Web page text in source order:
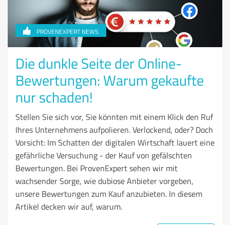
PROVENEXPERT NEWS
Die dunkle Seite der Online-
Bewertungen: Warum gekaufte
nur schaden!
Stellen Sie sich vor, Sie könnten mit einem Klick den Ruf
Ihres Unternehmens aufpolieren. Verlockend, oder? Doch
Vorsicht: Im Schatten der digitalen Wirtschaft lauert eine
gefährliche Versuchung - der Kauf von gefälschten
Bewertungen. Bei ProvenExpert sehen wir mit
wachsender Sorge, wie dubiose Anbieter vorgeben,
unsere Bewertungen zum Kauf anzubieten. In diesem
Artikel decken wir auf, warum.